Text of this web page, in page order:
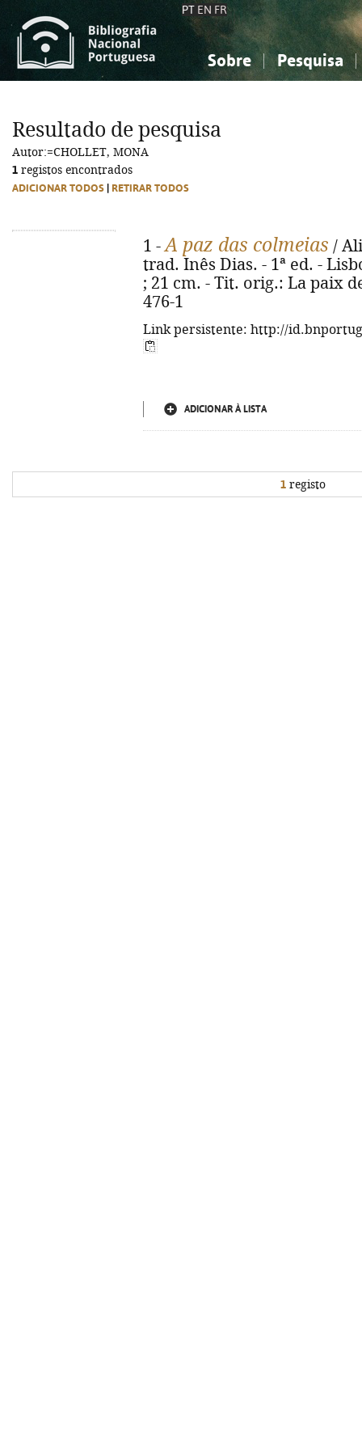
PT EN FR
Sobre Pesquisa
Ciências sociais...
Ciências sociais...
Resultado de pesquisa
Autor:=CHOLLET, MONA
1 registos encontrados
ADICIONAR TODOS RETIRAR TODOS
1 -A paz das colmeias /
trad. Inês Dias. - 1ª ed. -
; 21 cm. - Tit. orig.: La paix
476-1
Link persistente: http://
ADICIONAR À LISTA
1 registo